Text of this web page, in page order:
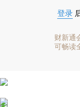
登录
财新通
可畅读